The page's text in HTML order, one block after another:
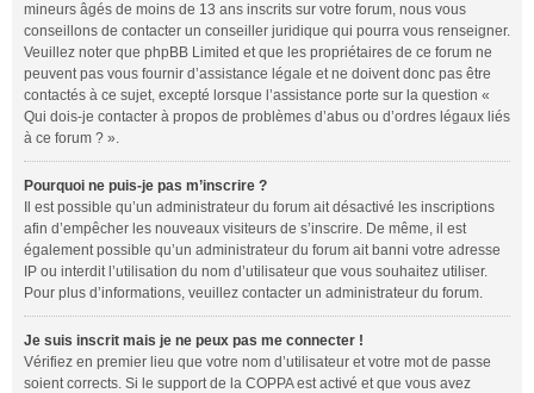
mineurs âgés de moins de 13 ans inscrits sur votre forum, nous vous
conseillons de contacter un conseiller juridique qui pourra vous renseigner.
Veuillez noter que phpBB Limited et que les propriétaires de ce forum ne
peuvent pas vous fournir d’assistance légale et ne doivent donc pas être
contactés à ce sujet, excepté lorsque l’assistance porte sur la question «
Qui dois-je contacter à propos de problèmes d’abus ou d’ordres légaux liés
à ce forum ? ».
Pourquoi ne puis-je pas m’inscrire ?
Il est possible qu’un administrateur du forum ait désactivé les inscriptions
afin d’empêcher les nouveaux visiteurs de s’inscrire. De même, il est
également possible qu’un administrateur du forum ait banni votre adresse
IP ou interdit l’utilisation du nom d’utilisateur que vous souhaitez utiliser.
Pour plus d’informations, veuillez contacter un administrateur du forum.
Je suis inscrit mais je ne peux pas me connecter !
Vérifiez en premier lieu que votre nom d’utilisateur et votre mot de passe
soient corrects. Si le support de la COPPA est activé et que vous avez